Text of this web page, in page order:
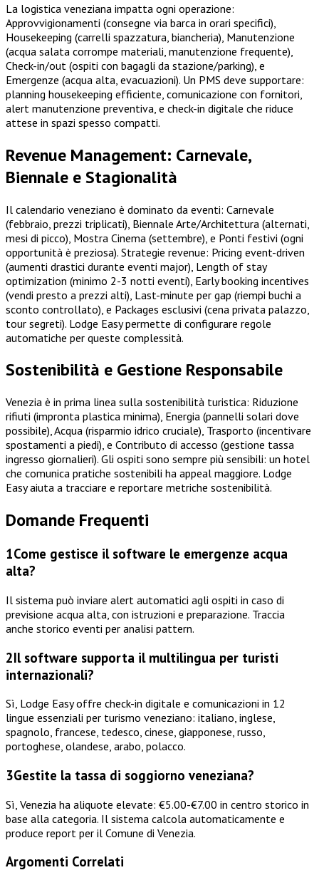
La logistica veneziana impatta ogni operazione:
Approvvigionamenti (consegne via barca in orari specifici),
Housekeeping (carrelli spazzatura, biancheria), Manutenzione
(acqua salata corrompe materiali, manutenzione frequente),
Check-in/out (ospiti con bagagli da stazione/parking), e
Emergenze (acqua alta, evacuazioni). Un PMS deve supportare:
planning housekeeping efficiente, comunicazione con fornitori,
alert manutenzione preventiva, e check-in digitale che riduce
attese in spazi spesso compatti.
Revenue Management: Carnevale,
Biennale e Stagionalità
Il calendario veneziano è dominato da eventi: Carnevale
(febbraio, prezzi triplicati), Biennale Arte/Architettura (alternati,
mesi di picco), Mostra Cinema (settembre), e Ponti festivi (ogni
opportunità è preziosa). Strategie revenue: Pricing event-driven
(aumenti drastici durante eventi major), Length of stay
optimization (minimo 2-3 notti eventi), Early booking incentives
(vendi presto a prezzi alti), Last-minute per gap (riempi buchi a
sconto controllato), e Packages esclusivi (cena privata palazzo,
tour segreti). Lodge Easy permette di configurare regole
automatiche per queste complessità.
Sostenibilità e Gestione Responsabile
Venezia è in prima linea sulla sostenibilità turistica: Riduzione
rifiuti (impronta plastica minima), Energia (pannelli solari dove
possibile), Acqua (risparmio idrico cruciale), Trasporto (incentivare
spostamenti a piedi), e Contributo di accesso (gestione tassa
ingresso giornalieri). Gli ospiti sono sempre più sensibili: un hotel
che comunica pratiche sostenibili ha appeal maggiore. Lodge
Easy aiuta a tracciare e reportare metriche sostenibilità.
Domande Frequenti
1Come gestisce il software le emergenze acqua
alta?
Il sistema può inviare alert automatici agli ospiti in caso di
previsione acqua alta, con istruzioni e preparazione. Traccia
anche storico eventi per analisi pattern.
2Il software supporta il multilingua per turisti
internazionali?
Sì, Lodge Easy offre check-in digitale e comunicazioni in 12
lingue essenziali per turismo veneziano: italiano, inglese,
spagnolo, francese, tedesco, cinese, giapponese, russo,
portoghese, olandese, arabo, polacco.
3Gestite la tassa di soggiorno veneziana?
Sì, Venezia ha aliquote elevate: €5.00-€7.00 in centro storico in
base alla categoria. Il sistema calcola automaticamente e
produce report per il Comune di Venezia.
Argomenti Correlati